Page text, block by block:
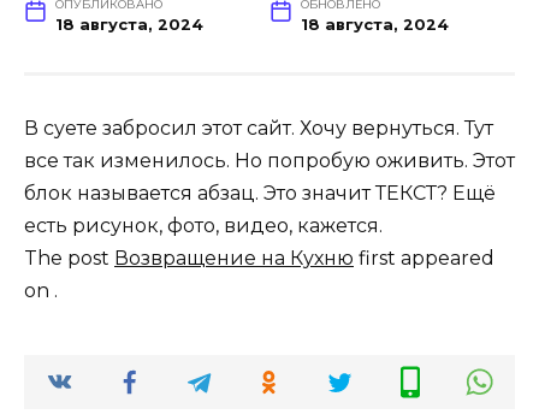
ОПУБЛИКОВАНО
18 августа, 2024
ОБНОВЛЕНО
18 августа, 2024
В суете забросил этот сайт. Хочу вернуться. Тут
все так изменилось. Но попробую оживить. Этот
блок называется абзац. Это значит ТЕКСТ? Ещё
есть рисунок, фото, видео, кажется.
The post Возвращение на Кухню first appeared
on .